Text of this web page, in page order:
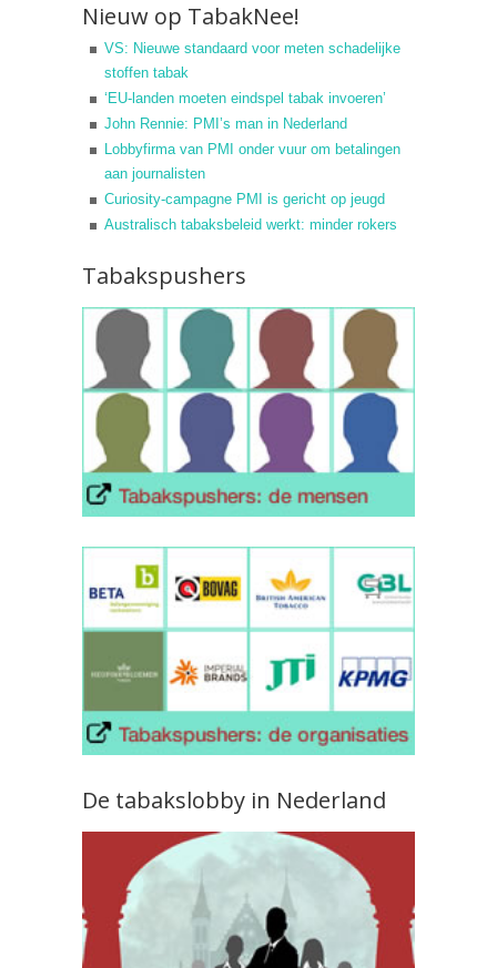
Nieuw op TabakNee!
VS: Nieuwe standaard voor meten schadelijke
stoffen tabak
‘EU-landen moeten eindspel tabak invoeren’
John Rennie: PMI’s man in Nederland
Lobbyfirma van PMI onder vuur om betalingen
aan journalisten
Curiosity-campagne PMI is gericht op jeugd
Australisch tabaksbeleid werkt: minder rokers
Tabakspushers
De tabakslobby in Nederland